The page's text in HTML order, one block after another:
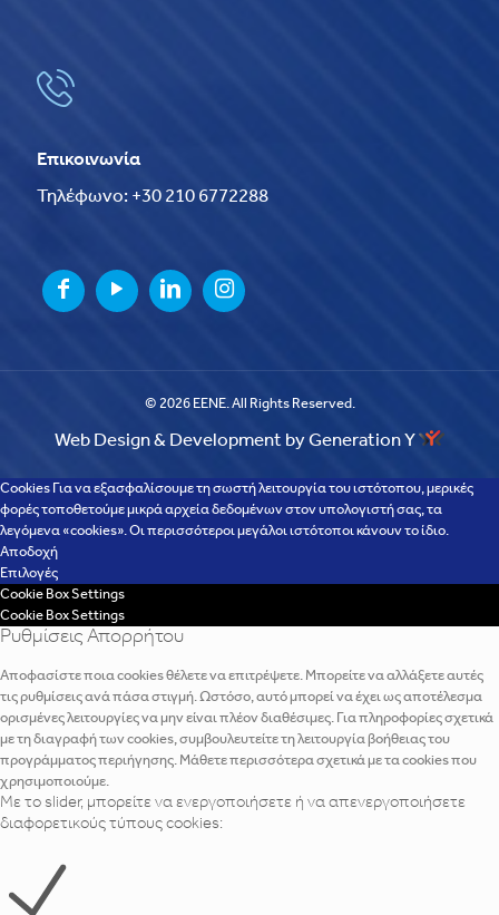
Επικοινωνία
Τηλέφωνο: +30 210 6772288
© 2026 EENE. All Rights Reserved.
Web Design & Development by Generation Y
Cookies Για να εξασφαλίσουμε τη σωστή λειτουργία του ιστότοπου, μερικές
φορές τοποθετούμε μικρά αρχεία δεδομένων στον υπολογιστή σας, τα
λεγόμενα «cookies». Οι περισσότεροι μεγάλοι ιστότοποι κάνουν το ίδιο.
Αποδοχή
Επιλογές
Cookie Box Settings
Cookie Box Settings
Ρυθμίσεις Απορρήτου
Αποφασίστε ποια cookies θέλετε να επιτρέψετε. Μπορείτε να αλλάξετε αυτές
τις ρυθμίσεις ανά πάσα στιγμή. Ωστόσο, αυτό μπορεί να έχει ως αποτέλεσμα
ορισμένες λειτουργίες να μην είναι πλέον διαθέσιμες. Για πληροφορίες σχετικά
με τη διαγραφή των cookies, συμβουλευτείτε τη λειτουργία βοήθειας του
προγράμματος περιήγησης. Μάθετε περισσότερα σχετικά με τα cookies που
χρησιμοποιούμε.
Με το slider, μπορείτε να ενεργοποιήσετε ή να απενεργοποιήσετε
διαφορετικούς τύπους cookies: